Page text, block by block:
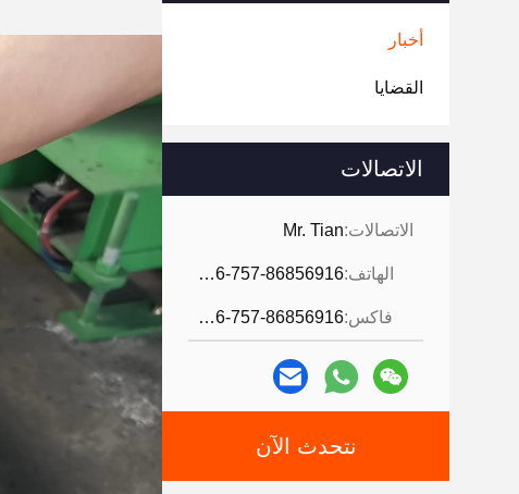
أخبار
القضايا
الاتصالات
الاتصالات:Mr. Tian
الهاتف: 0086-757-86856916
فاكس: 0086-757-86856916
نتحدث الآن